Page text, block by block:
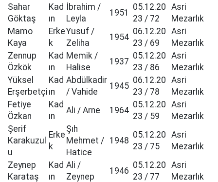
Sahar
Göktaş
Kad
ın
İbrahim /
Leyla
1951
05.12.20
23 / 72
Asri
Mezarlık
Mamo
Kaya
Erke
k
Yusuf /
Zeliha
1954
06.12.20
23 / 69
Asri
Mezarlık
Zennup
Özkök
Kad
ın
Memik /
Halise
1937
05.12.20
23 / 86
Asri
Mezarlık
Yüksel
Erşerbetçi
Kad
ın
Abdülkadir
/ Vahide
1945
06.12.20
23 / 78
Asri
Mezarlık
Fetiye
Özkan
Kad
ın
Ali / Arne 1964
05.12.20
23 / 59
Asri
Mezarlık
Şerif
Karakuzul
u
Erke
k
Şıh
Mehmet /
Hatice
1948
05.12.20
23 / 75
Asri
Mezarlık
Zeynep
Karataş
Kad
ın
Ali /
Zeynep
1946
05.12.20
23 / 77
Asri
Mezarlık